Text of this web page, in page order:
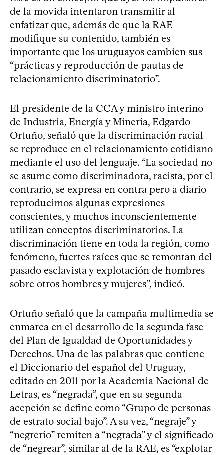
de la movida intentaron transmitir al
enfatizar que, además de que la RAE
modifique su contenido, también es
importante que los uruguayos cambien sus
“prácticas y reproducción de pautas de
relacionamiento discriminatorio”.
El presidente de la CCA y ministro interino
de Industria, Energía y Minería, Edgardo
Ortuño, señaló que la discriminación racial
se reproduce en el relacionamiento cotidiano
mediante el uso del lenguaje. “La sociedad no
se asume como discriminadora, racista, por el
contrario, se expresa en contra pero a diario
reproducimos algunas expresiones
conscientes, y muchos inconscientemente
utilizan conceptos discriminatorios. La
discriminación tiene en toda la región, como
fenómeno, fuertes raíces que se remontan del
pasado esclavista y explotación de hombres
sobre otros hombres y mujeres”, indicó.
Ortuño señaló que la campaña multimedia se
enmarca en el desarrollo de la segunda fase
del Plan de Igualdad de Oportunidades y
Derechos. Una de las palabras que contiene
el Diccionario del español del Uruguay,
editado en 2011 por la Academia Nacional de
Letras, es “negrada”, que en su segunda
acepción se define como “Grupo de personas
de estrato social bajo”. A su vez, “negraje” y
“negrerío” remiten a “negrada” y el significado
de “negrear”, similar al de la RAE, es “explotar